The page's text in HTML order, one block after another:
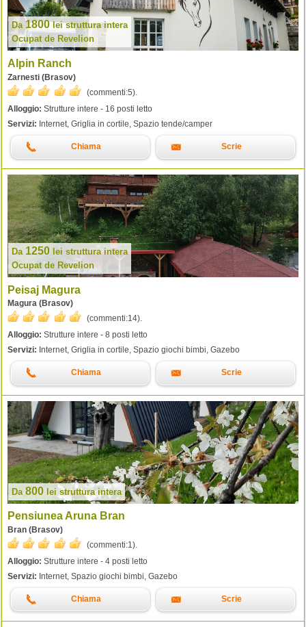
Da 1800leistruttura intera
Ocupat de Revelion
Alpin Ranch
Zarnesti (Brasov)
(commenti:5).
Alloggio: Strutture intere - 16 posti letto
Servizi: Internet, Griglia in cortile, Spazio tende/camper
Chiama Scrie
Da 1250 lei struttura intera
Ocupat de Revelion
Peisaj Magura
Magura (Brasov)
(commenti:14).
Alloggio: Strutture intere - 8 posti letto
Servizi: Internet, Griglia in cortile, Spazio giochi bimbi, Gazebo
Chiama Scrie
Da 800 leistruttura intera
Pensiunea Aruna Bran
Bran (Brasov)
(commenti:1 ).
Alloggio: Strutture intere - 4 posti letto
Servizi: Internet, Spazio giochi bimbi, Gazebo
Chiama Scrie